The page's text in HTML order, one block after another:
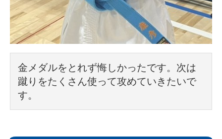
金メダルをとれず悔しかったです。次は
蹴りをたくさん使って攻めていきたいで
す。